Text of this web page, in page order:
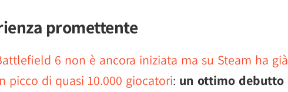
promettente
6 non è ancora iniziata ma su Steam ha già
picco di quasi 10.000 giocatori: un ottimo debutto